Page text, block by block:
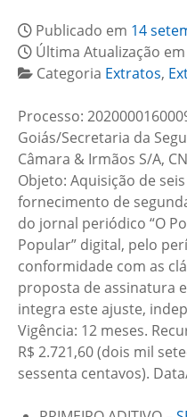
Publicado em 14
Última Atualização em
Categoria Extratos,
Processo:
Goiás/Secretaria da
Câmara & Irmãos S/A,
Objeto: Aquisição de
fornecimento de
do jornal periódico “O
Popular” digital, pelo
conformidade com as
proposta de assinatura
integra este ajuste,
Vigência: 12 meses.
R$ 2.721,60 (dois mil
sessenta centavos).